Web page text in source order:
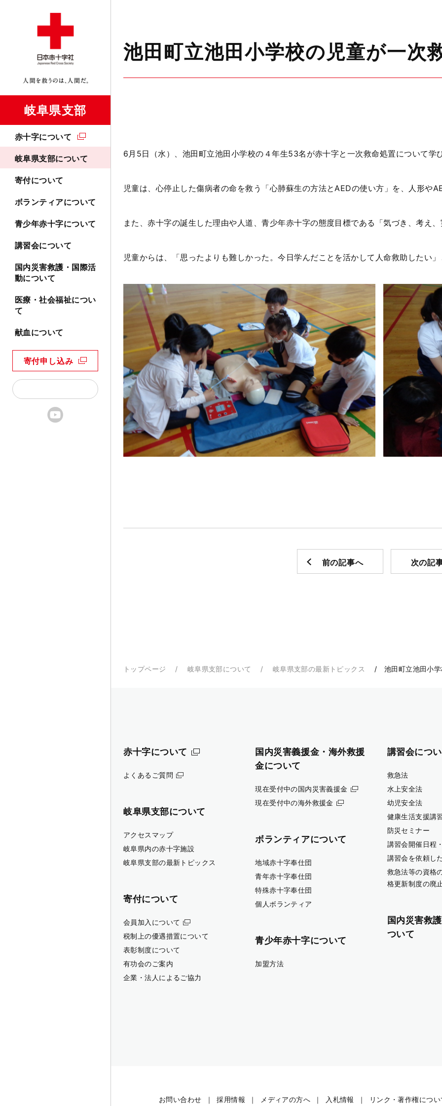
岐阜県支部
赤十字について
岐阜県支部について
寄付について
ボランティアについて
青少年赤十字について
講習会について
国内災害救護・国際活
動について
医療・社会福祉につい
て
献血について
寄付申し込み
池田町立池田小学校の児童が一次
6月5日（水）、池田町立池田小学校の４年生53名が赤十字と一次救命処置について学
児童は、 心停止した傷病者の命を救う「心肺蘇生の方法とAEDの使い方」を、 人形や
また、赤十字の誕生した理由や人道、青少年赤十字の態度目標である「気づき、考え
児童からは、「思ったよりも難しかった。今日学んだことを活かして人命救助したい
前の記事へ 次の記
トップページ 岐阜県支部について 岐阜県支部の最新トピックス 池田町立池田小
赤十字について
よくあるご質問
岐阜県支部について
アクセスマップ
岐阜県内の赤十字施設
岐阜県支部の最新トピックス
寄付について
会員加入について
税制上の優遇措置について
表彰制度について
有功会のご案内
企業・法人によるご協力
国内災害義援金・海外救援
金について
現在受付中の国内災害義援金
現在受付中の海外救援金
ボランティアについて
地域赤十字奉仕団
青年赤十字奉仕団
特殊赤十字奉仕団
個人ボランティア
青少年赤十字について
加盟方法
講習会につ
救急法
水上安全法
幼児安全法
健康生活支援講
防災セミナー
講習会開催日程
講習会を依頼し
救急法等の資格
格更新制度の廃
国内災害救
ついて
お問い合わせ 採用情報 メディアの方へ 入札情報 リンク・著作権につ